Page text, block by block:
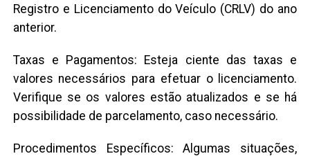
Registro e Licenciamento do Veículo (CRLV) do ano
anterior.
Taxas e Pagamentos: Esteja ciente das taxas e
valores necessários para efetuar o licenciamento.
Verifique se os valores estão atualizados e se há
possibilidade de parcelamento, caso necessário.
Procedimentos Específicos: Algumas situações,